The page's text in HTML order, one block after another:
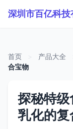
深圳市百亿科技
首页 产品大全
合宝物
探秘特
乳化的复